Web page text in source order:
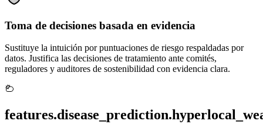
Toma de decisiones basada en evidencia
Sustituye la intuición por puntuaciones de riesgo respaldadas por
datos. Justifica las decisiones de tratamiento ante comités,
reguladores y auditores de sostenibilidad con evidencia clara.